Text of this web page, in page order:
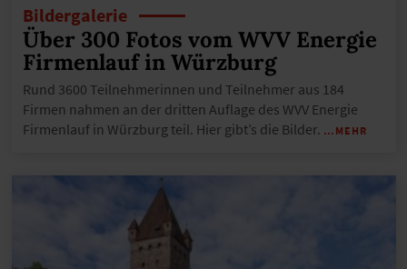
Bildergalerie
Über 300 Fotos vom WVV Energie
Firmenlauf in Würzburg
Rund 3600 Teilnehmerinnen und Teilnehmer aus 184
Firmen nahmen an der dritten Auflage des WVV Energie
Firmenlauf in Würzburg teil. Hier gibt’s die Bilder. …MEHR